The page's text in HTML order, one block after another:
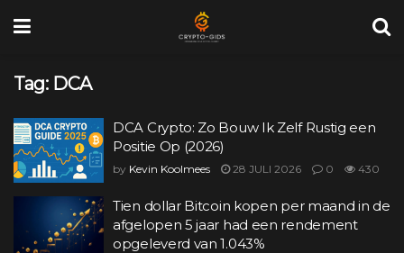
Tag: DCA
DCA Crypto: Zo Bouw Ik Zelf Rustig een
Positie Op (2026)
by Kevin Koolmees 28 JULI 2026 0 430
Tien dollar Bitcoin kopen per maand in de
afgelopen 5 jaar had een rendement
opgeleverd van 1.043%